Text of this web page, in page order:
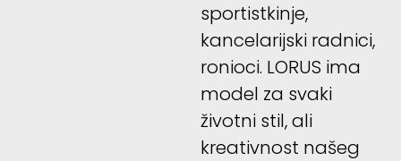
sportistkinje,
kancelarijski radnici,
ronioci. LORUS ima
model za svaki
životni stil, ali
kreativnost našeg